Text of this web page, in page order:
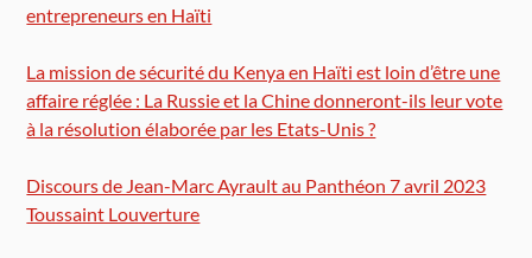
entrepreneurs en Haïti
La mission de sécurité du Kenya en Haïti est loin d’être une
affaire réglée : La Russie et la Chine donneront-ils leur vote
à la résolution élaborée par les Etats-Unis ?
Discours de Jean-Marc Ayrault au Panthéon 7 avril 2023
Toussaint Louverture